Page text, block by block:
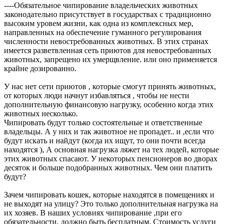
----Обязательное чипирование владельческих животных
законодательно присутствует в государствах с традиционно
высоким уровем жизни, как одна из комплексных мер,
направленных на обеспечение гуманного регулирования
численности невостребованных животных. В этих странах
имеется разветвленная сеть приютов для невостребованных
животных, запрещено их умерщвление. или оно применяется
крайне дозированно.
У нас нет сети приютов , которые смогут принять животных,
от которых люди начнут избавляться , чтобы не нести
дополнительную финансовую нагрузку, особенно когда этих
животных несколько.
Чипировать будут только состоятельные и ответственные
владельцы. А у них и так животное не пропадет.. и ,если что
будут искать и найдут (когда их ищут, то они почти всегда
находятся ), А основная нагрузка ляжет на тех людей, которые
этих животных спасают. У некоторых пенсионеров во дворах
десяток и больше подобранных животных. Чем они платить
будут?
Зачем чипировать кошек, которые находятся в помещениях и
не выходят на улицу? Это только дополнительная нагрузка на
их хозяев. В наших условиях чипирование ,при его
обязательности, должно быть бесплатным, Стоимость услуги